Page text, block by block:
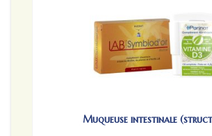
Muqueuse intestinale